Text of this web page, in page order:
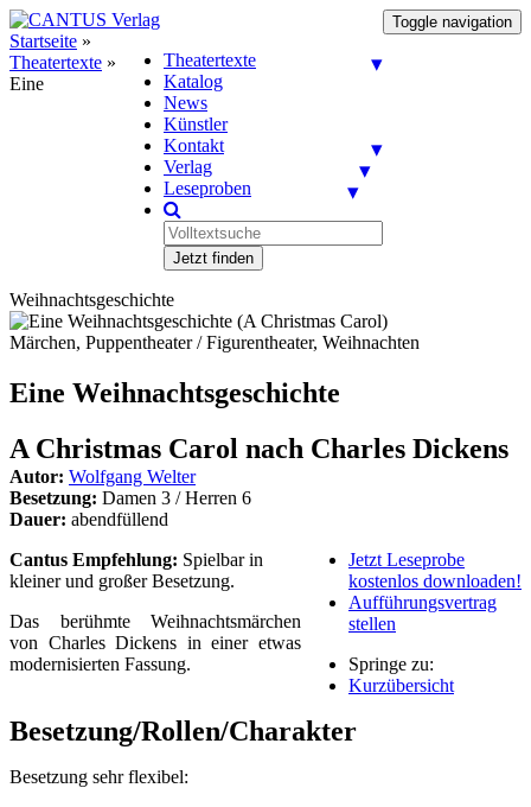
Toggle navigation
Theatertexte
Katalog
News
Künstler
Kontakt
Verlag
Leseproben
Jetzt finden
Startseite »
Theatertexte »
Eine
Weihnachtsgeschichte
Märchen, Puppentheater / Figurentheater, Weihnachten
Eine Weihnachtsgeschichte
A Christmas Carol nach Charles Dickens
Autor: Wolfgang Welter
Besetzung: Damen 3 / Herren 6
Dauer: abendfüllend
Jetzt Leseprobe
kostenlos downloaden!
Aufführungsvertrag
stellen
Springe zu:
Kurzübersicht
Cantus Empfehlung: Spielbar in
kleiner und großer Besetzung.
Das berühmte Weihnachtsmärchen
von Charles Dickens in einer etwas
modernisierten Fassung.
Besetzung/Rollen/Charakter
Besetzung sehr flexibel: